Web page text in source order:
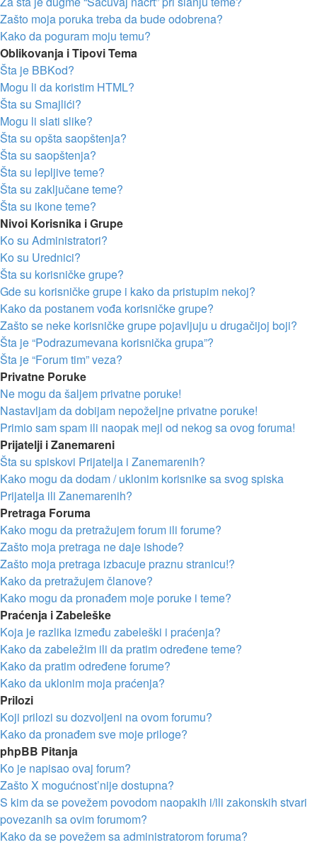
Zašto moja poruka treba da bude odobrena?
Kako da poguram moju temu?
Oblikovanja i Tipovi Tema
Šta je BBKod?
Mogu li da koristim HTML?
Šta su Smajlići?
Mogu li slati slike?
Šta su opšta saopštenja?
Šta su saopštenja?
Šta su lepljive teme?
Šta su zaključane teme?
Šta su ikone teme?
Nivoi Korisnika i Grupe
Ko su Administratori?
Ko su Urednici?
Šta su korisničke grupe?
Gde su korisničke grupe i kako da pristupim nekoj?
Kako da postanem vođa korisničke grupe?
Zašto se neke korisničke grupe pojavljuju u drugačijoj boji?
Šta je “Podrazumevana korisnička grupa”?
Šta je “Forum tim” veza?
Privatne Poruke
Ne mogu da šaljem privatne poruke!
Nastavljam da dobijam nepoželjne privatne poruke!
Primio sam spam ili naopak mejl od nekog sa ovog foruma!
Prijatelji i Zanemareni
Šta su spiskovi Prijatelja i Zanemarenih?
Kako mogu da dodam / uklonim korisnike sa svog spiska
Prijatelja ili Zanemarenih?
Pretraga Foruma
Kako mogu da pretražujem forum ili forume?
Zašto moja pretraga ne daje ishode?
Zašto moja pretraga izbacuje praznu stranicu!?
Kako da pretražujem članove?
Kako mogu da pronađem moje poruke i teme?
Praćenja i Zabeleške
Koja je razlika između zabeleški i praćenja?
Kako da zabeležim ili da pratim određene teme?
Kako da pratim određene forume?
Kako da uklonim moja praćenja?
Prilozi
Koji prilozi su dozvoljeni na ovom forumu?
Kako da pronađem sve moje priloge?
phpBB Pitanja
Ko je napisao ovaj forum?
Zašto X mogućnost’nije dostupna?
S kim da se povežem povodom naopakih i/ili zakonskih stvari
povezanih sa ovim forumom?
Kako da se povežem sa administratorom foruma?